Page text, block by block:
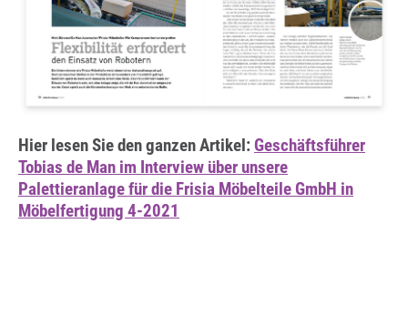
Hier lesen Sie den ganzen Artikel: Geschäftsführer
Tobias de Man im Interview über unsere
Palettieranlage für die Frisia Möbelteile GmbH in
Möbelfertigung 4-2021